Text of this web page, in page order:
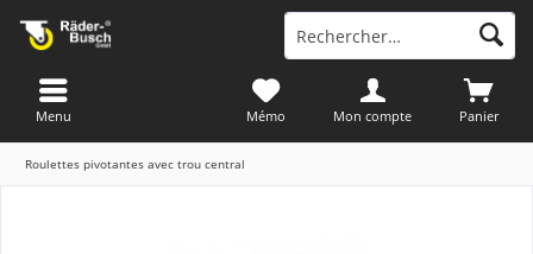
Panier
Mémo Mon compte
Menu
Roulettes pivotantes avec trou central